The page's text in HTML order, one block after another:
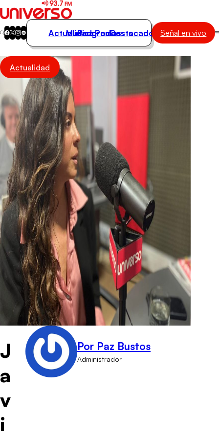
Actualidad
Música
Programas
Podcasts
Destacados
Actualidad
Música
Programas
Podcasts
Destacados Señal en vivo
Actualidad
J
a
v
i
Por Paz Bustos
Administrador